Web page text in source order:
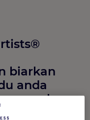
biarkan
anda
penuh